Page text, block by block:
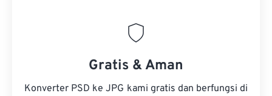
Gratis & Aman
Konverter PSD ke JPG kami gratis dan berfungsi di